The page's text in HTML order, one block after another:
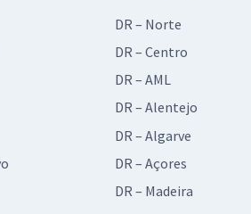
DR – Norte
DR – Centro
DR – AML
DR – Alentejo
DR – Algarve
DR – Açores
DR – Madeira